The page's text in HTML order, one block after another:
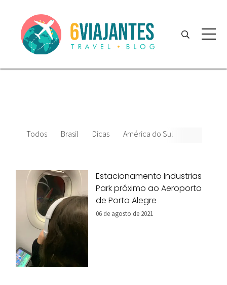
Todos Brasil Dicas América do Sul
Estacionamento Industrias
Park próximo ao Aeroporto
de Porto Alegre
06 de agosto de 2021